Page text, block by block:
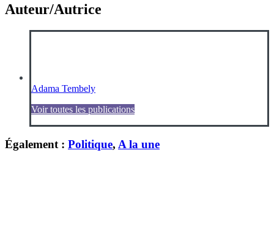
Auteur/Autrice
Adama Tembely
Voir toutes les publications
Également : Politique, A la une